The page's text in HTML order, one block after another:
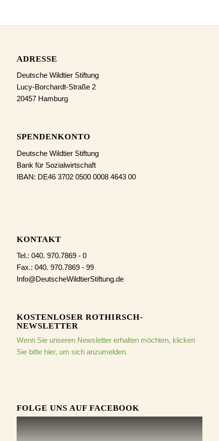
ADRESSE
Deutsche Wildtier Stiftung
Lucy-Borchardt-Straße 2
20457 Hamburg
SPENDENKONTO
Deutsche Wildtier Stiftung
Bank für Sozialwirtschaft
IBAN: DE46 3702 0500 0008 4643 00
KONTAKT
Tel.: 040. 970.7869 - 0
Fax.: 040. 970.7869 - 99
Info@DeutscheWildtierStiftung.de
KOSTENLOSER ROTHIRSCH-
NEWSLETTER
Wenn Sie unseren Newsletter erhalten möchten, klicken
Sie bitte hier, um sich anzumelden.
FOLGE UNS AUF FACEBOOK